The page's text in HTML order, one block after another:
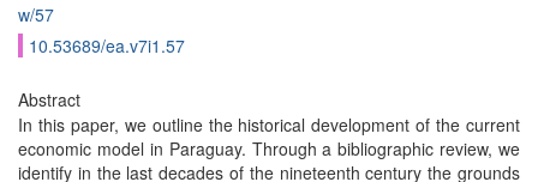
w/57
10.53689/ea.v7i1.57
Abstract
In this paper, we outline the historical development of the current
economic model in Paraguay. Through a bibliographic review, we
identify in the last decades of the nineteenth century the grounds